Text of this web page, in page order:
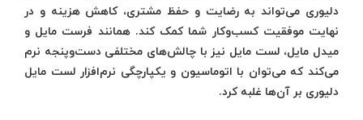
دلیوری می‌تواند به رضایت و حفظ مشتری، کاهش هزینه و در
نهایت موفقیت کسب‌وکار شما کمک کند. همانند فرست مایل و
میدل مایل، لست مایل نیز با چالش‌های مختلفی دست‌وپنجه نرم
می‌کند که می‌توان با اتوماسیون و یکپارچگی نرم‌افزار لست مایل
دلیوری بر آن‌ها غلبه کرد.